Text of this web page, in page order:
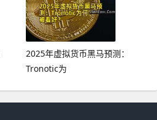
2025年虚拟货币黑马预测：
Tronotic为